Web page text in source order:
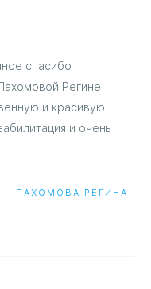
спасибо
Регине
и красивую
и очень
ПАХОМОВА РЕГИНА